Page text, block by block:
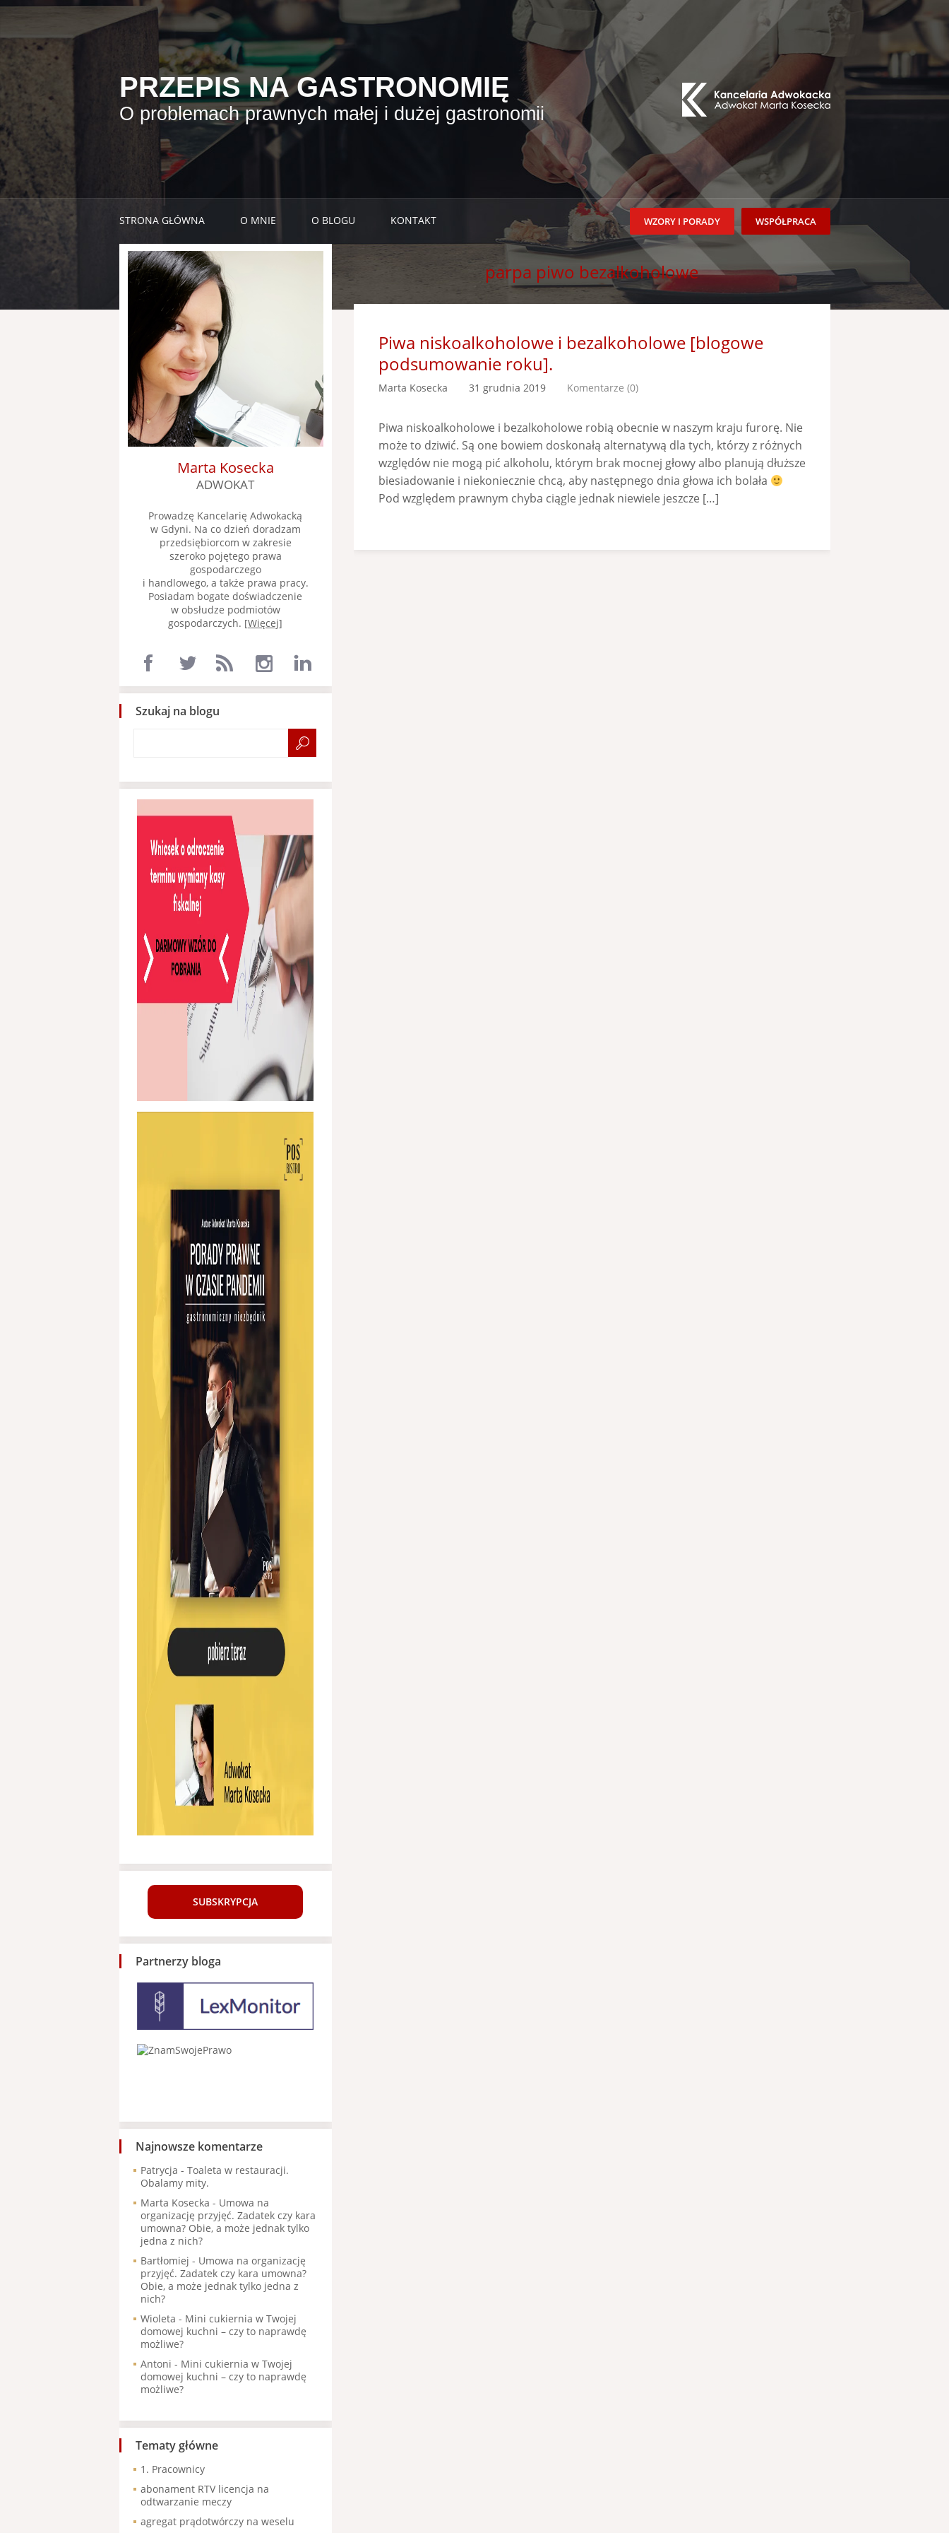
PRZEPIS NA GASTRONOMIĘ
O problemach prawnych małej i dużej gastronomii
STRONA GŁÓWNA O MNIE O BLOGU KONTAKT WSPÓŁPRACA
WZORY I PORADY
parpa piwo bezalkoholowe
Piwa niskoalkoholowe i bezalkoholowe [blogowe
podsumowanie roku].
Marta Kosecka 31 grudnia 2019 Komentarze (0)
Piwa niskoalkoholowe i bezalkoholowe robią obecnie w naszym kraju furorę. Nie
może to dziwić. Są one bowiem doskonałą alternatywą dla tych, którzy z różnych
względów nie mogą pić alkoholu, którym brak mocnej głowy albo planują dłuższe
biesiadowanie i niekoniecznie chcą, aby następnego dnia głowa ich bolała
Pod względem prawnym chyba ciągle jednak niewiele jeszcze […]
Marta Kosecka
ADWOKAT
Prowadzę Kancelarię Adwokacką
w Gdyni. Na co dzień doradzam
przedsiębiorcom w zakresie
szeroko pojętego prawa
gospodarczego
i handlowego, a także prawa pracy.
Posiadam bogate doświadczenie
w obsłudze podmiotów
gospodarczych. [Więcej]
Szukaj na blogu
SUBSKRYPCJA
Partnerzy bloga
Najnowsze komentarze
Patrycja - Toaleta w restauracji.
Obalamy mity.
Marta Kosecka - Umowa na
organizację przyjęć. Zadatek czy kara
umowna? Obie, a może jednak tylko
jedna z nich?
Bartłomiej - Umowa na organizację
przyjęć. Zadatek czy kara umowna?
Obie, a może jednak tylko jedna z
nich?
Wioleta - Mini cukiernia w Twojej
domowej kuchni – czy to naprawdę
możliwe?
Antoni - Mini cukiernia w Twojej
domowej kuchni – czy to naprawdę
możliwe?
Tematy główne
1. Pracownicy
abonament RTV licencja na
odtwarzanie meczy
agregat prądotwórczy na weselu